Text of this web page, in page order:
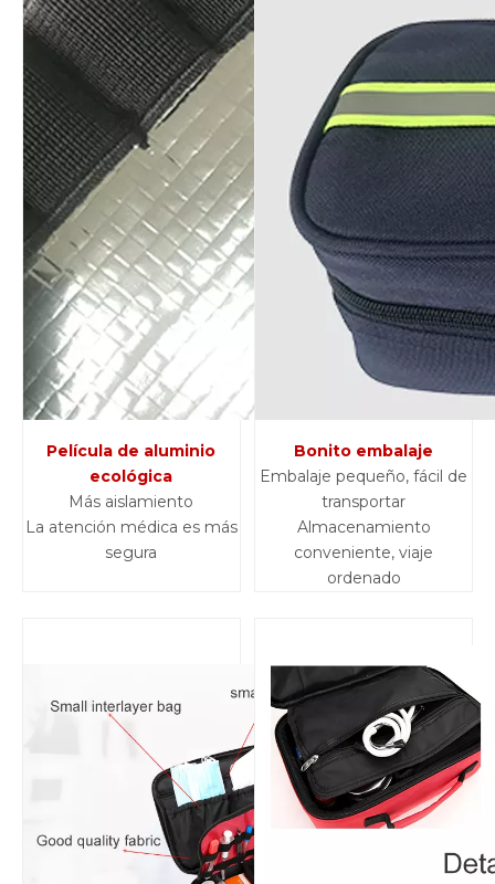
Película de aluminio
ecológica
Más aislamiento
La atención médica es más
segura
Bonito embalaje
Embalaje pequeño, fácil de
transportar
Almacenamiento
conveniente, viaje
ordenado